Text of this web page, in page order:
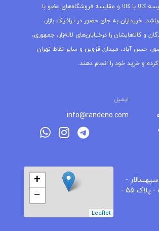
کالا با کالا و مقایسه فروشگاه‌های عضو با
خریداران به جای حضور در ترافیک بازار،
و کالاهایشان را درخیابان‌های لاله‌زار، جمهوری،
حسن آباد، میدان قزوین و سایر نقاط تهران
و خرید خود را انجام دهند.
ایمیل
info@randeno.com
-
کوچه آزادیخواه - پلاک 55 -
+
−
Leaflet